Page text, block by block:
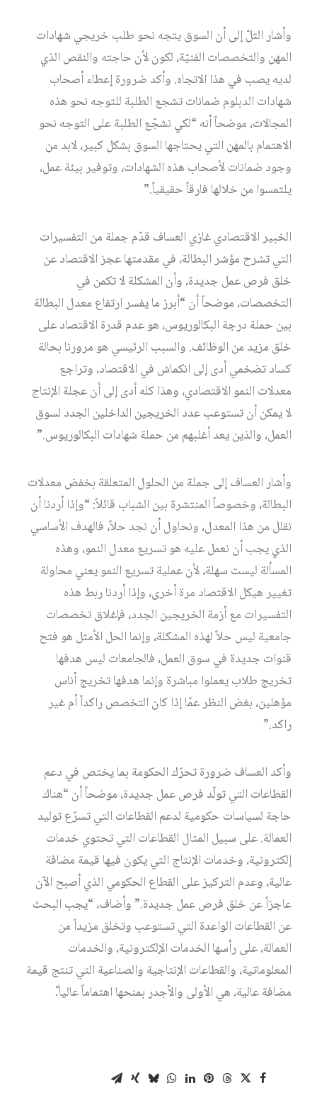
وأشار التلّ إلى أن السوق يتجه نحو طلب خريجي شهادات
المهن والتخصصات الفنيّة، لكون لأن حاجته والنقص الذي
لديه يصب في هذا الاتجاه. وأكد ضرورة إعطاء أصحاب
شهادات الدبلوم ضمانات تشجع الطلبة للتوجه نحو هذه
المجالات، موضحاً أنه “لكي نشجّع الطلبة على التوجه نحو
الاهتمام بالمهن التي يحتاجها السوق بشكل كبير، لابد من
وجود ضمانات لأصحاب هذه الشهادات، وتوفير بيئة عمل،
يلتمسوا من خلالها فارقاً حقيقياً.”
الخبير الاقتصادي غازي العساف قدّم جملة من التفسيرات
التي تشرح مؤشر البطالة، في مقدمتها عجز الاقتصاد عن
خلق فرص عمل جديدة، وأن المشكلة لا تكمن في
التخصصات، موضحاً أن “أبرز ما يفسر ارتفاع معدل البطالة
بين حملة درجة البكالوريوس، هو عدم قدرة الاقتصاد على
خلق مزيد من الوظائف. والسبب الرئيسي هو مرورنا بحالة
كساد تضخمي أدى إلى انكماش في الاقتصاد، وتراجع
معدلات النمو الاقتصادي، وهذا كله أدى إلى أن عجلة الإنتاج
لا يمكن أن تستوعب عدد الخريجين الداخلين الجدد لسوق
العمل، والذين يعد أغلبهم من حملة شهادات البكالوريوس.”
وأشار العساف إلى جملة من الحلول المتعلقة بخفض معدلات
البطالة، وخصوصاً المنتشرة بين الشباب قائلاً: “وإذا أردنا أن
نقلل من هذا المعدل، ونحاول أن نجد حلاً، فالهدف الأساسي
الذي يجب أن نعمل عليه هو تسريع معدل النمو، وهذه
المسألة ليست سهلة، لأن عملية تسريع النمو يعني محاولة
تغيير هيكل الاقتصاد مرة أخرى، وإذا أردنا ربط هذه
التفسيرات مع أزمة الخريجين الجدد، فإغلاق تخصصات
جامعية ليس حلاً لهذه المشكلة، وإنما الحل الأمثل هو فتح
قنوات جديدة في سوق العمل، فالجامعات ليس هدفها
تخريج طلاب يعملوا مباشرة وإنما هدفها تخريج أناس
مؤهلين، بغض النظر عمّا إذا كان التخصص راكداً أم غير
راكد.”
وأكد العساف ضرورة تحرّك الحكومة بما يختص في دعم
القطاعات التي تولّد فرص عمل جديدة، موضحاً أن “هناك
حاجة لسياسات حكومية لدعم القطاعات التي تسرّع توليد
العمالة. على سبيل المثال القطاعات التي تحتوي خدمات
إلكترونية، وخدمات الإنتاج التي يكون فيها قيمة مضافة
عالية، وعدم التركيز على القطاع الحكومي الذي أصبح الآن
عاجزاً عن خلق فرص عمل جديدة.” وأضاف، “يجب البحث
عن القطاعات الواعدة التي تستوعب وتخلق مزيداً من
العمالة، على رأسها الخدمات الإلكترونية، والخدمات
المعلوماتية، والقطاعات الإنتاجية والصناعية التي تنتج قيمة
مضافة عالية، هي الأولى والأجدر بمنحها اهتماماً عاليا.ً